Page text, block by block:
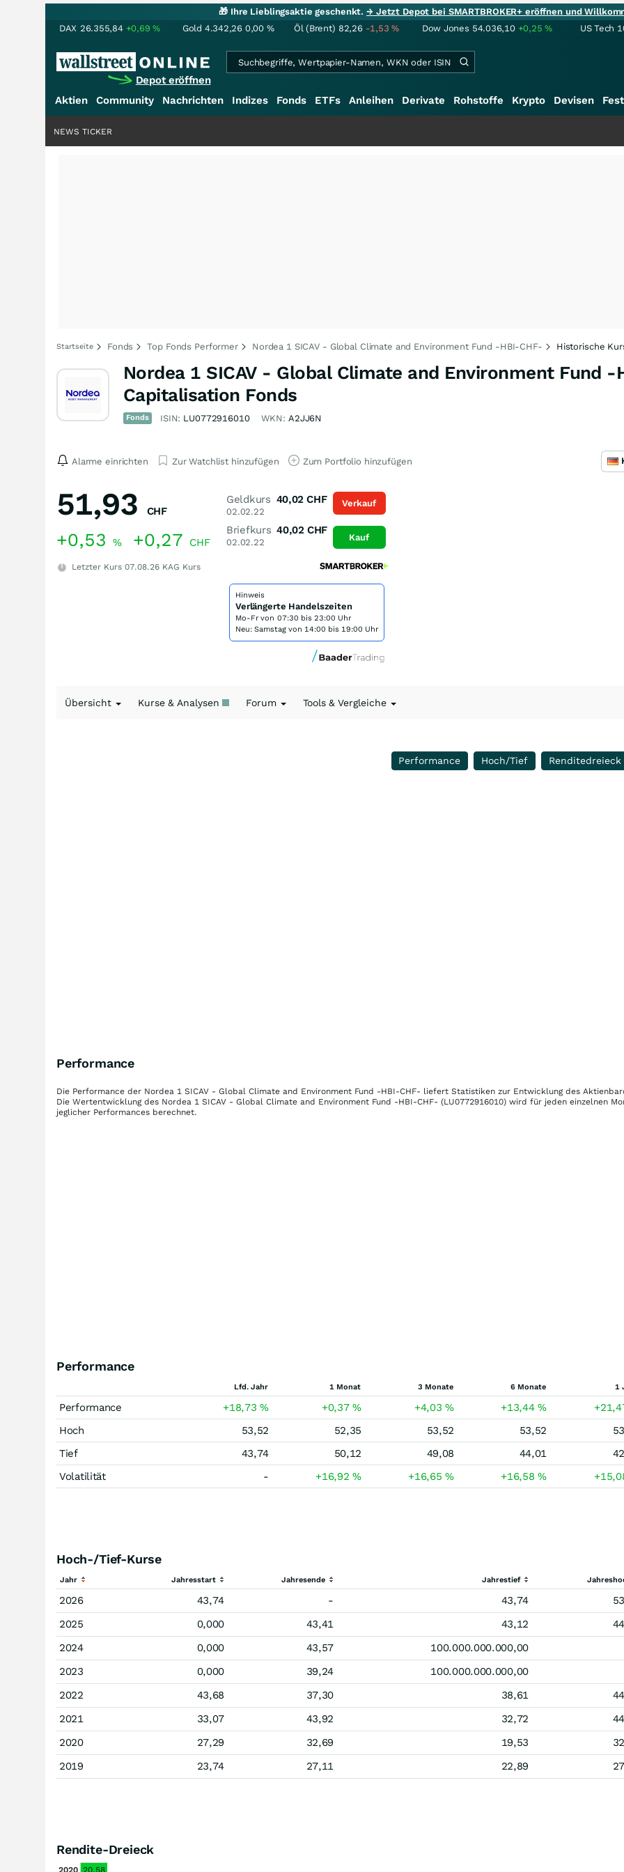
🎁 Ihre Lieblingsaktie geschenkt.→ Jetzt Depot bei SMARTBROKER+ eröffnen und
DAX 26.355,84 +0,69% Gold 4.342,26 0,00 % Öl (Brent) 82,26 -1,53% Dow Jones 54.036,10 +0,25% US Tech
Depot eröffnen
Aktien Community Nachrichten Indizes Fonds ETFs Anleihen Derivate Rohstoffe Krypto Devisen
NEWS TICKER
Startseite Fonds Top Fonds Performer Nordea 1 SICAV - Global Climate and Environment Fund -HBI-CHF- Historische
Nordea 1 SICAV - Global Climate and Environment Fund -
Capitalisation Fonds
Fonds ISIN: LU0772916010 WKN: A2JJ6N
Alarme einrichten Zur Watchlist hinzufügen Zum Portfolio hinzufügen
51,93 CHF
+0,53 % +0,27 CHF
Letzter Kurs 07.08.26 KAG Kurs
Geldkurs
02.02.22
40,02 CHF
Briefkurs
02.02.22
40,02 CHF
Verkauf
Kauf
Hinweis
Verlängerte Handelszeiten
Mo-Fr von 07:30 bis 23:00 Uhr
Neu: Samstag von 14:00 bis 19:00 Uhr
Übersicht Kurse & Analysen Forum Tools & Vergleiche
Performance Hoch/Tief Renditedreieck
Performance
Die Performance der Nordea 1 SICAV - Global Climate and Environment Fund -HBI-CHF- liefert Statistiken zur Entwicklung des
Die Wertentwicklung des Nordea 1 SICAV - Global Climate and Environment Fund -HBI-CHF- (LU0772916010) wird für jeden einzelnen
jeglicher Performances berechnet.
Performance
Lfd. Jahr 1 Monat 3 Monate 6 Monate 1
Performance +18,73% +0,37% +4,03% +13,44%
Hoch
53,52 52,35 53,52 53,52
Tief
43,74 50,12 49,08 44,01
Volatilität
- +16,92% +16,65% +16,58%
Hoch-/Tief-Kurse
Jahr Jahresstart Jahresende Jahrestief
2026 43,74 - 43,74
2025
0,000 43,41 43,12
2024
0,000 43,57 100.000.000.000,00
2023
0,000 39,24 100.000.000.000,00
2022
43,68 37,30 38,61
2021
33,07 43,92 32,72
2020
27,29 32,69 19,53
2019
23,74 27,11 22,89
Rendite-Dreieck
2020 20.58